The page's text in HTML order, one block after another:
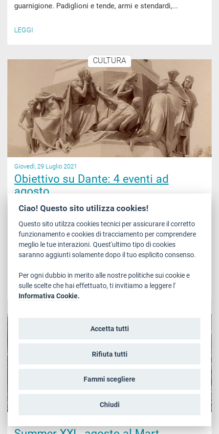
guarnigione. Padiglioni e tende, armi e stendardi,...
LEGGI
CULTURA
Giovedì, 29 Luglio 2021
Obiettivo su Dante: 4 eventi ad
agosto
A 700 anni dalla morte di Dante Alighieri, la
autonoma di Trento torna a rendergli omaggio con un
articolato programma di conversazioni, visite guidate e
momenti di spettacolo in collegamento con la mostra
virtuale "Obiettivo su Dante....
LEGGI
Ciao! Questo sito utilizza cookies!
Questo sito utilzza cookies tecnici per assicurare il corretto
funzionamento e cookies di tracciamento per comprendere
meglio le tue interazioni. Quest'ultimo tipo di cookies
saranno aggiunti solamente dopo il tuo esplicito consenso.
Per ogni dubbio in merito alle nostre politiche sui cookie e
sulle scelte che hai effettuato, ti invitiamo a leggere l'
Informativa Cookie.
Accetta tutti
Rifiuta tutti
Fammi scegliere
Chiudi